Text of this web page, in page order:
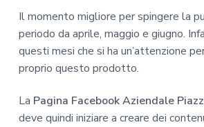
Il momento migliore per spingere la
periodo da aprile, maggio e giugno.
questi mesi che si ha un’attenzione
proprio questo prodotto.
La Pagina Facebook Aziendale
deve quindi iniziare a creare dei